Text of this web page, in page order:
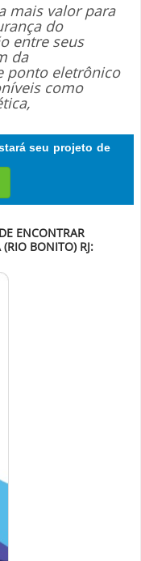
mais valor para
do
entre seus
da
ponto eletrônico
como
seu projeto de
ENCONTRAR
(RIO BONITO) RJ: